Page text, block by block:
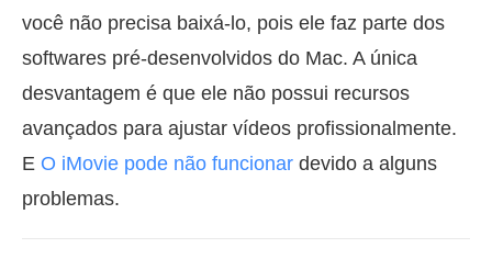
você não precisa baixá-lo, pois ele faz parte dos
softwares pré-desenvolvidos do Mac. A única
desvantagem é que ele não possui recursos
avançados para ajustar vídeos profissionalmente.
E O iMovie pode não funcionar devido a alguns
problemas.